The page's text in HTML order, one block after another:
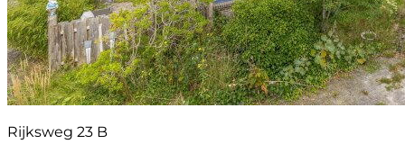
Rijksweg 23 B